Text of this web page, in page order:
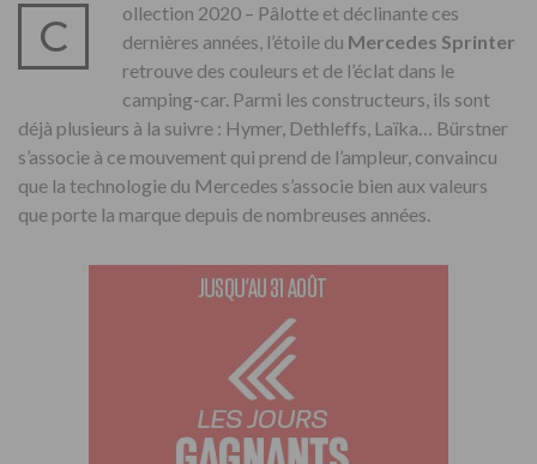
C
ollection 2020 – Pâlotte et déclinante ces
dernières années, l’étoile du Mercedes Sprinter
retrouve des couleurs et de l’éclat dans le
camping-car. Parmi les constructeurs, ils sont
déjà plusieurs à la suivre : Hymer, Dethleffs, Laïka… Bürstner
s’associe à ce mouvement qui prend de l’ampleur, convaincu
que la technologie du Mercedes s’associe bien aux valeurs
que porte la marque depuis de nombreuses années.